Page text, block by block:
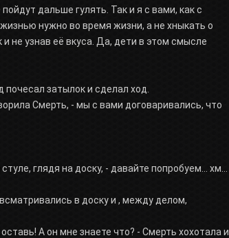
дальше гулять. Так и я с вами, как с
нужно во время жизни, а не хныкать о
не узнав её вкуса. Да, дети в этом смысле
затылок и сделал ход.
Смерть, - мы с вами договаривались, что
глядя на доску, - давайте попробуем... хм...
в доску и , между делом,
А он мне знаете что? - Смерть хохотала и